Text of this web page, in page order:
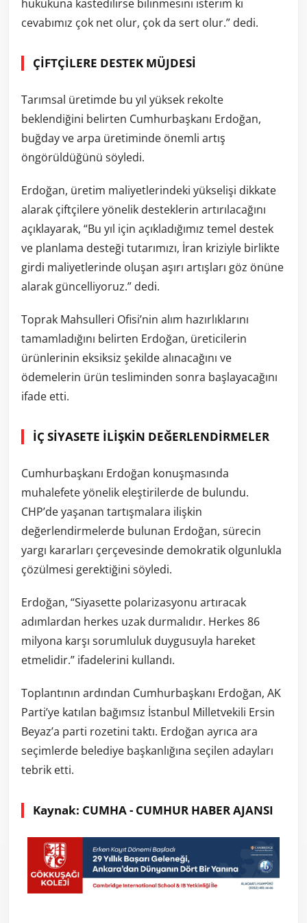
hukukuna kastedilirse bilinmesini isterim ki
cevabımız çok net olur, çok da sert olur.” dedi.
ÇİFTÇİLERE DESTEK MÜJDESİ
Tarımsal üretimde bu yıl yüksek rekolte
beklendiğini belirten Cumhurbaşkanı Erdoğan,
buğday ve arpa üretiminde önemli artış
öngörüldüğünü söyledi.
Erdoğan, üretim maliyetlerindeki yükselişi dikkate
alarak çiftçilere yönelik desteklerin artırılacağını
açıklayarak, “Bu yıl için açıkladığımız temel destek
ve planlama desteği tutarımızı, İran kriziyle birlikte
girdi maliyetlerinde oluşan aşırı artışları göz önüne
alarak güncelliyoruz.” dedi.
Toprak Mahsulleri Ofisi’nin alım hazırlıklarını
tamamladığını belirten Erdoğan, üreticilerin
ürünlerinin eksiksiz şekilde alınacağını ve
ödemelerin ürün tesliminden sonra başlayacağını
ifade etti.
İÇ SİYASETE İLİŞKİN DEĞERLENDİRMELER
Cumhurbaşkanı Erdoğan konuşmasında
muhalefete yönelik eleştirilerde de bulundu.
CHP’de yaşanan tartışmalara ilişkin
değerlendirmelerde bulunan Erdoğan, sürecin
yargı kararları çerçevesinde demokratik olgunlukla
çözülmesi gerektiğini söyledi.
Erdoğan, “Siyasette polarizasyonu artıracak
adımlardan herkes uzak durmalıdır. Herkes 86
milyona karşı sorumluluk duygusuyla hareket
etmelidir.” ifadelerini kullandı.
Toplantının ardından Cumhurbaşkanı Erdoğan, AK
Parti’ye katılan bağımsız İstanbul Milletvekili Ersin
Beyaz’a parti rozetini taktı. Erdoğan ayrıca ara
seçimlerde belediye başkanlığına seçilen adayları
tebrik etti.
Kaynak: CUMHA - CUMHUR HABER AJANSI